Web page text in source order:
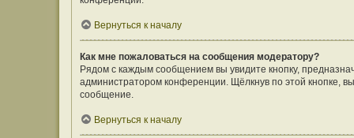
Вернуться к началу
Как мне пожаловаться на сообщения модератору?
Рядом с каждым сообщением вы увидите кнопку,
администратором конференции. Щёлкнув по этой кнопке,
сообщение.
Вернуться к началу